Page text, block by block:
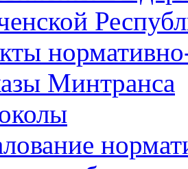
Минтранса